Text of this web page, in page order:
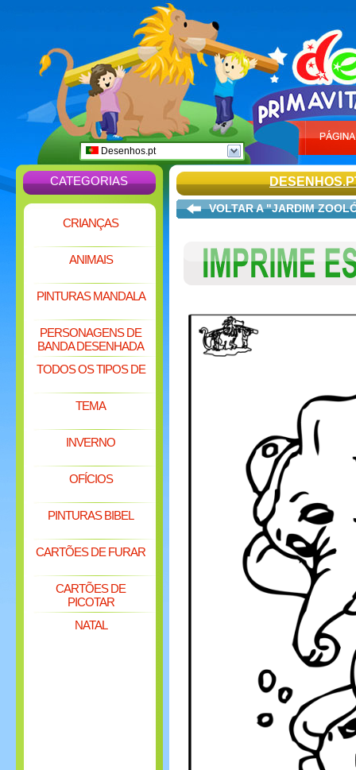
Desenhos.pt
CATEGORIAS
CRIANÇAS
ANIMAIS
PINTURAS MANDALA
PERSONAGENS DE
BANDA DESENHADA
TODOS OS TIPOS DE
TEMA
INVERNO
OFÍCIOS
PINTURAS BIBEL
CARTÕES DE FURAR
CARTÕES DE
PICOTAR
NATAL
VOLTAR A "JARDIM